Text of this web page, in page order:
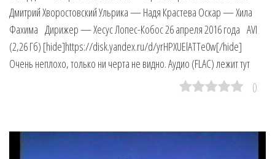
Дмитрий Хворостовский Ульрика — Надя Крастева Оскар — Хила
Фахима Дирижер — Хесус Лопес-Кобос 26 апреля 2016 года AVI
(2,26 Гб) [hide]https://disk.yandex.ru/d/yrHPXUElATTe0w[/hide]
Очень неплохо, только ни черта не видно. Аудио (FLAC) лежит тут
0